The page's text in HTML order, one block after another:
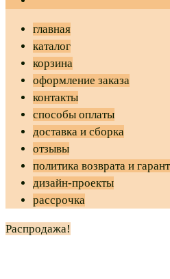
главная
каталог
корзина
оформление заказа
контакты
способы оплаты
доставка и сборка
отзывы
политика возврата и
дизайн-проекты
рассрочка
Распродажа!